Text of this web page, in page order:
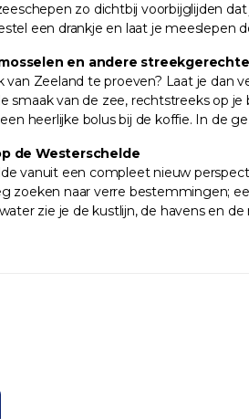
zo dichtbij voorbijglijden
een drankje en laat je
en andere
van Zeeland te proeven? Laat je
smaak van de zee, rechtstreeks op
heerlijke bolus bij de koffie. In de
de Westerschelde
vanuit een compleet nieuw
zoeken naar verre bestemmingen;
zie je de kustlijn, de havens en